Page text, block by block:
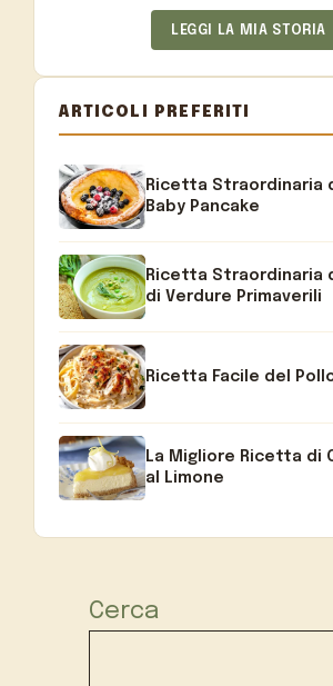
LEGGI LA MIA STORIA
ARTICOLI PREFERITI
Ricetta Straordinaria
Baby Pancake
Ricetta Straordinaria
di Verdure Primaverili
Ricetta Facile del
La Migliore Ricetta di
al Limone
Cerca